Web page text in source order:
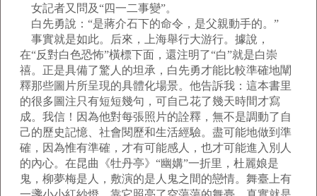
女記者又問及“四一二事變”。
白先勇說：“是蔣介石下的命令，是父親動手的。”
事實就是如此。后來，上海舉行大游行。據說，
在“反對白色恐怖”橫標下面，還注明了“白”就是白崇
禧。正是具備了驚人的坦承，白先勇才能比較準確地闡
釋那些圖片所呈現的具體化場景。他告訴我：這本書里
的很多圖注只有短短幾句，可自己花了幾天時間才寫
成。我信！因為他對每張照片的詮釋，無不是調動了自
己的歷史記憶、社會閱歷和生活經驗。盡可能地做到準
確，因為惟有準確，才有可能感人，也才可能進入別人
的內心。在昆曲《牡丹亭》“幽媾”一折里，杜麗娘是
鬼，柳夢梅是人，敷演的是人鬼之間的戀情。舞臺上有